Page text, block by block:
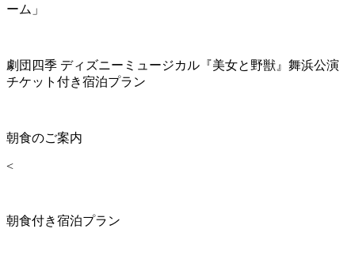
ーム」
劇団四季 ディズニーミュージカル『美女と野獣』舞浜公演
チケット付き宿泊プラン
朝食のご案内
<
朝食付き宿泊プラン